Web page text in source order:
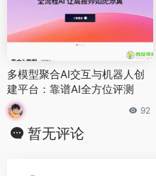
多模型聚合AI交互与机器人创
建平台：靠谱AI全方位评测
92
暂无评论